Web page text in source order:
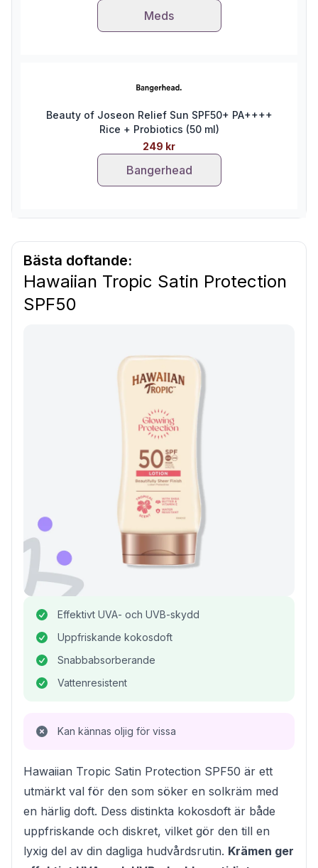
Meds
Beauty of Joseon Relief Sun SPF50+ PA++++
Rice + Probiotics (50 ml)
249 kr
Bangerhead
Bästa doftande:
Hawaiian Tropic Satin Protection
SPF50
Effektivt UVA- och UVB-skydd
Uppfriskande kokosdoft
Snabbabsorberande
Vattenresistent
Kan kännas oljig för vissa
Hawaiian Tropic Satin Protection SPF50 är ett
utmärkt val för den som söker en solkräm med
en härlig doft. Dess distinkta kokosdoft är både
uppfriskande och diskret, vilket gör den till en
lyxig del av din dagliga hudvårdsrutin. Krämen ger